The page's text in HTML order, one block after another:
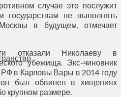
случае это послужит
государствам не выполнять
в будущем, отмечает
отказали Николаеву в
убежища. Экс-чиновник
в Карловы Вары в 2014 году
он был обвинен в хищениях
крупном размере.